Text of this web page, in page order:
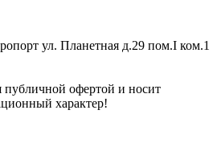
ул. Планетная д.29 пом.I ком.1
публичной офертой и носит
характер!